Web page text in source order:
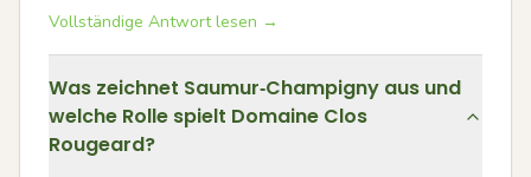
Vollständige Antwort lesen →
Was zeichnet Saumur‑Champigny aus und
welche Rolle spielt Domaine Clos
Rougeard?